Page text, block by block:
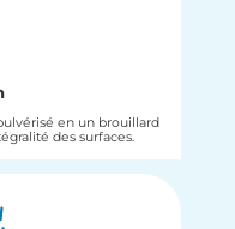
en un brouillard
des surfaces.